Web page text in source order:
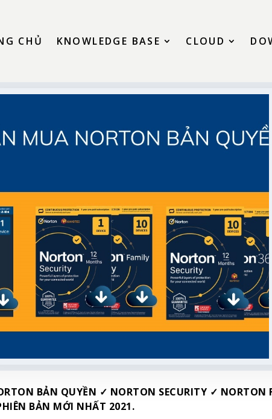
CHỦ KNOWLEDGE BASE CLOUD
BẢN QUYỀN ✓ NORTON SECURITY ✓
BẢN MỚI NHẤT 2021.